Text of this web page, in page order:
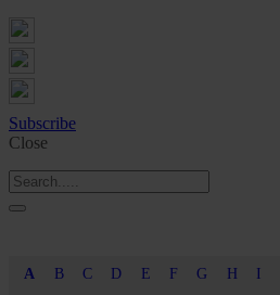
Subscribe
Close
A B C D E F G H I